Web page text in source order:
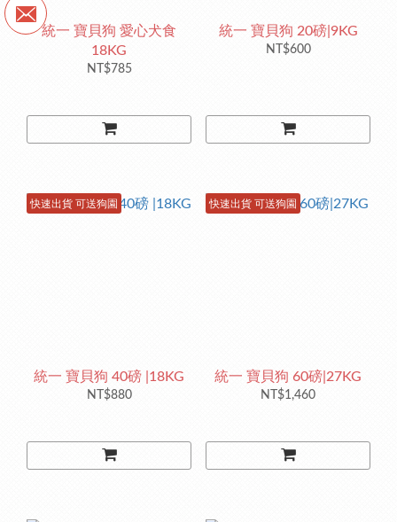
統一 寶貝狗 愛心犬食
18KG
NT$785
統一 寶貝狗 20磅|9KG
NT$600
快速出貨 可送狗園
統一 寶貝狗 40磅 |18KG
NT$880
快速出貨 可送狗園
統一 寶貝狗 60磅|27KG
NT$1,460